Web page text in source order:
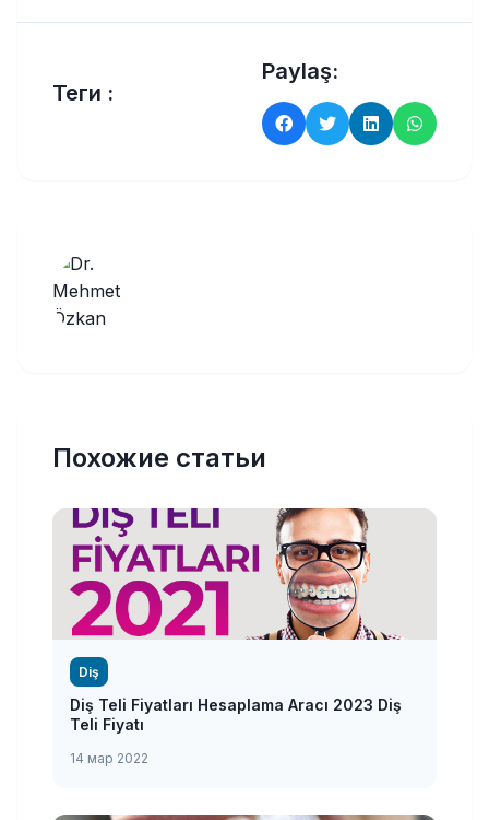
Теги :
Paylaş:
Похожие статьи
Diş
Diş Teli Fiyatları Hesaplama Aracı 2023 Diş
Teli Fiyatı
14 мар 2022